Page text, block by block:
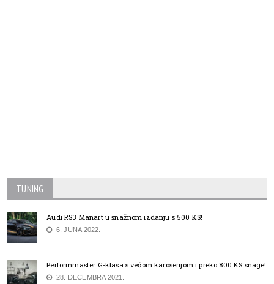
TUNING
Audi RS3 Manart u snažnom izdanju s 500 KS!
6. JUNA 2022.
Performmaster G-klasa s većom karoserijom i preko 800 KS snage!
28. DECEMBRA 2021.